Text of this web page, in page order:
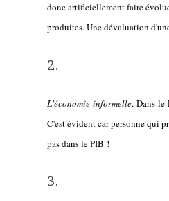
donc artificiellement faire
produites. Une dévaluation
L'économie informelle. Dans le
C'est évident car personne qui
pas dans le PIB !